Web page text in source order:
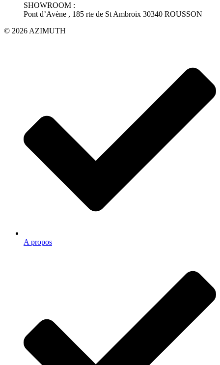
SHOWROOM :
Pont d’Avène , 185 rte de St Ambroix 30340 ROUSSON
© 2026 AZIMUTH
A propos